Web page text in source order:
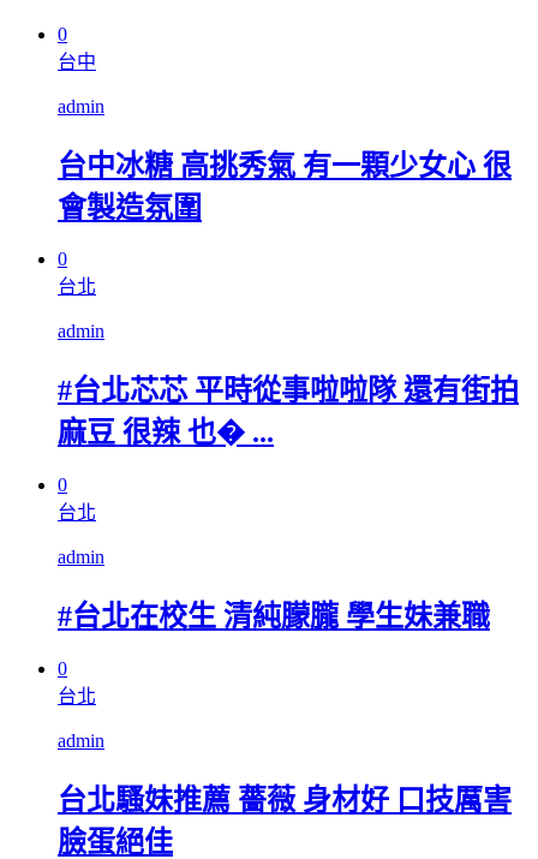
0
台中
admin
台中冰糖 高挑秀氣 有一顆少女心 很
會製造氛圍
0
台北
admin
#台北芯芯 平時從事啦啦隊 還有街拍
麻豆 很辣 也� ...
0
台北
admin
#台北在校生 清純朦朧 學生妹兼職
0
台北
admin
台北騷妹推薦 薔薇 身材好 口技厲害
臉蛋絕佳